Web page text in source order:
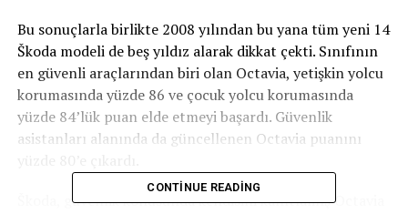
Bu sonuçlarla birlikte 2008 yılından bu yana tüm yeni 14
Škoda modeli de beş yıldız alarak dikkat çekti. Sınıfının
en güvenli araçlarından biri olan Octavia, yetişkin yolcu
korumasında yüzde 86 ve çocuk yolcu korumasında
yüzde 84’lük puan elde etmeyi başardı. Güvenlik
asistanları alanında da güncellenen Octavia puanını
Škoda, güvenlik konusunda kendisini kanıtlamış Octavia
CONTINUE READING